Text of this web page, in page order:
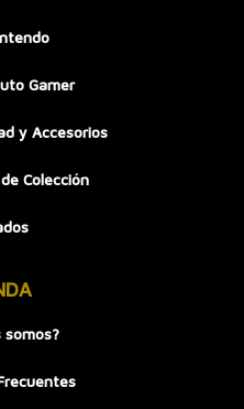
Gamer
y Accesorios
Colección
somos?